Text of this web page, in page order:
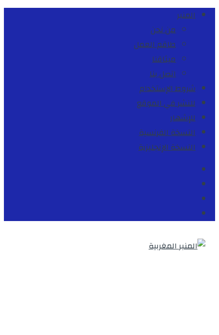
المنبر
من نحن
طاقم العمل
ميثاقنا
اتصل بنا
شروط الإستخدام
للنشر في الموقع
للإشهار
النسخة الفرنسية
النسخة الإنجليزية